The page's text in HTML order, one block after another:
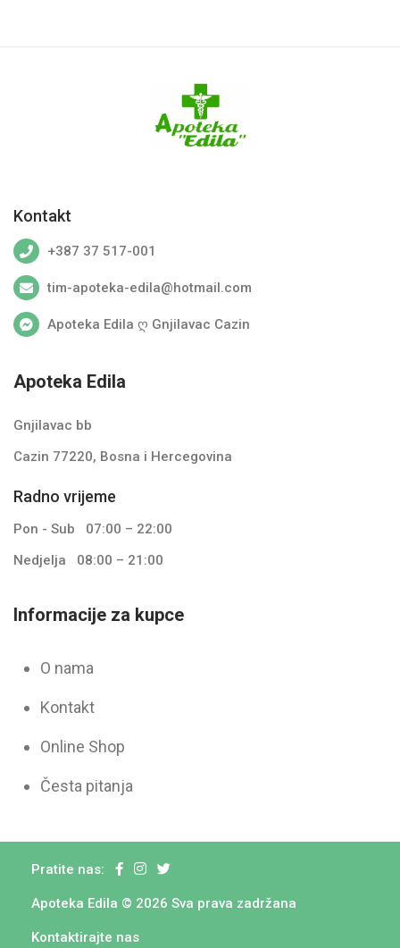
Kontakt
+387 37 517-001
tim-apoteka-edila@hotmail.com
Apoteka Edila ღ Gnjilavac Cazin
Apoteka Edila
Gnjilavac bb
Cazin 77220, Bosna i Hercegovina
Radno vrijeme
Pon - Sub
07:00 – 22:00
Nedjelja 08:00 – 21:00
Informacije za kupce
O nama
Kontakt
Online Shop
Česta pitanja
Pratite nas:
Apoteka Edila © 2026 Sva prava zadržana
Kontaktirajte nas